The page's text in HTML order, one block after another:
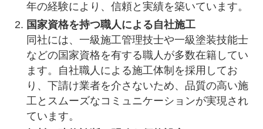
年の経験により、信頼と実績を築いています。
国家資格を持つ職人による自社施工
同社には、一級施工管理技士や一級塗装技能士
などの国家資格を有する職人が多数在籍してい
ます。自社職人による施工体制を採用してお
り、下請け業者を介さないため、品質の高い施
工とスムーズなコミュニケーションが実現され
ています。